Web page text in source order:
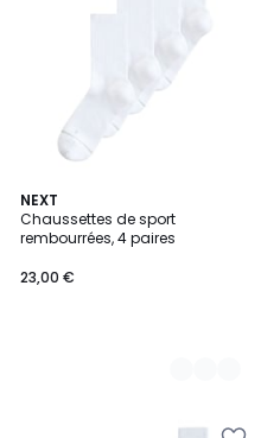
NEXT
Chaussettes de sport
rembourrées, 4 paires
23,00 €
2
Couleurs